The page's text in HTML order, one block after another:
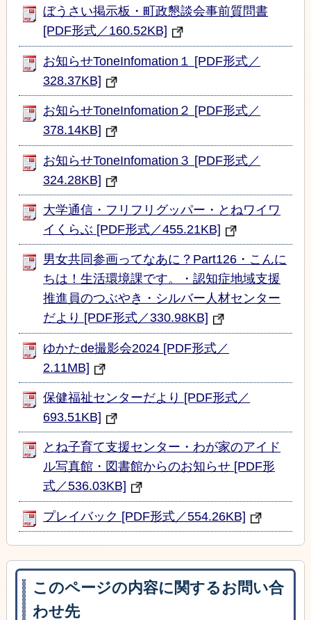
ぼうさい掲示板・町政懇談会事前質問書
[PDF形式／160.52KB]
お知らせToneInfomation１ [PDF形式／
328.37KB]
お知らせToneInfomation２ [PDF形式／
378.14KB]
お知らせToneInfomation３ [PDF形式／
324.28KB]
大学通信・フリフリグッパー・とねワイワ
イくらぶ [PDF形式／455.21KB]
男女共同参画ってなあに？Part126・こんに
ちは！生活環境課です。・認知症地域支援
推進員のつぶやき・シルバー人材センター
だより [PDF形式／330.98KB]
ゆかたde撮影会2024 [PDF形式／
2.11MB]
保健福祉センターだより [PDF形式／
693.51KB]
とね子育て支援センター・わが家のアイド
ル写真館・図書館からのお知らせ [PDF形
式／536.03KB]
プレイバック [PDF形式／554.26KB]
このページの内容に関するお問い合
わせ先